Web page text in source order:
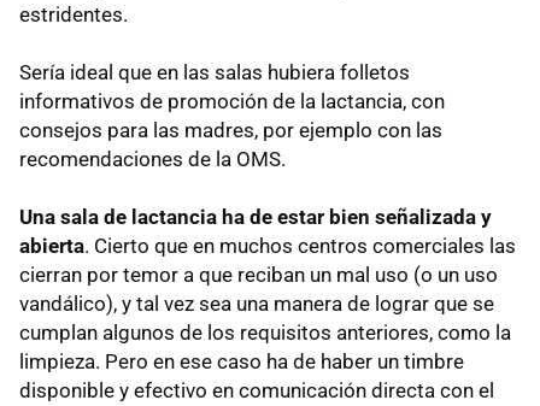
estridentes.
Sería ideal que en las salas hubiera folletos
informativos de promoción de la lactancia, con
consejos para las madres, por ejemplo con las
recomendaciones de la OMS.
Una sala de lactancia ha de estar bien señalizada y
abierta. Cierto que en muchos centros comerciales las
cierran por temor a que reciban un mal uso (o un uso
vandálico), y tal vez sea una manera de lograr que se
cumplan algunos de los requisitos anteriores, como la
limpieza. Pero en ese caso ha de haber un timbre
disponible y efectivo en comunicación directa con el